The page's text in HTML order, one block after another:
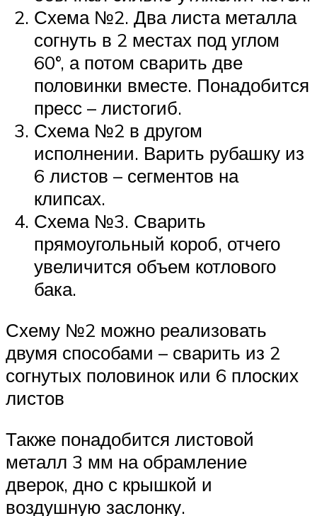
Схема №2. Два листа металла
согнуть в 2 местах под углом
60°, а потом сварить две
половинки вместе. Понадобится
пресс – листогиб.
Схема №2 в другом
исполнении. Варить рубашку из
6 листов – сегментов на
клипсах.
Схема №3. Сварить
прямоугольный короб, отчего
увеличится объем котлового
бака.
Схему №2 можно реализовать
двумя способами – сварить из 2
согнутых половинок или 6 плоских
листов
Также понадобится листовой
металл 3 мм на обрамление
дверок, дно с крышкой и
воздушную заслонку.